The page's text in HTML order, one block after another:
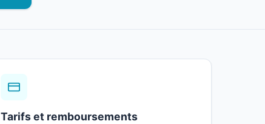
Tarifs et remboursements